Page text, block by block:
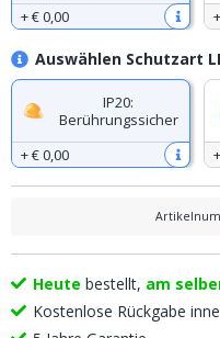
+€ 0,00 +
Auswählen Schutzart
IP20:
Berührungssicher
+€ 0,00
+
Heute bestellt, am
Kostenlose Rückgabe